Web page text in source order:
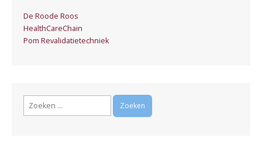
De Roode Roos
HealthCareChain
Pom Revalidatietechniek
Zoeken